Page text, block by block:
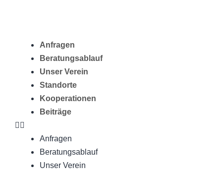
Anfragen
Beratungsablauf
Unser Verein
Standorte
Kooperationen
Beiträge
Anfragen
Beratungsablauf
Unser Verein